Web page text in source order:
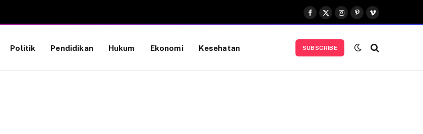
Facebook
X
(Twitter)
Instagram
Pinterest
Vimeo
Politik Pendidikan Hukum Ekonomi Kesehatan SUBSCRIBE